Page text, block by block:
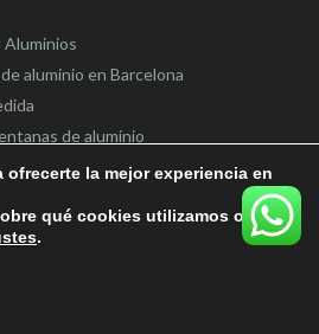
aluminio en Barcelona
de aluminio
ventanas
y ducha
Terrassa
la mejor experiencia en
qué cookies utilizamos o
.